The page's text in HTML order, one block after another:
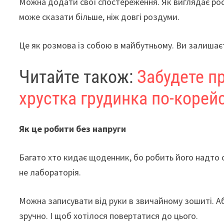
може сказати більше, ніж довгі роздуми.
Це як розмова із собою в майбутньому. Ви
Читайте також: Забудете
хрустка грудинка по-
Як це робити без напруги
Багато хто кидає щоденник, бо робить його
не лабораторія.
Можна записувати від руки в звичайному
зручно. І щоб хотілося повертатися до цього.